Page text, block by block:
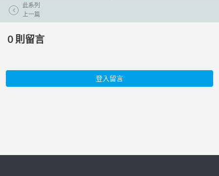
此系列
上一篇
0 則留言
登入留言